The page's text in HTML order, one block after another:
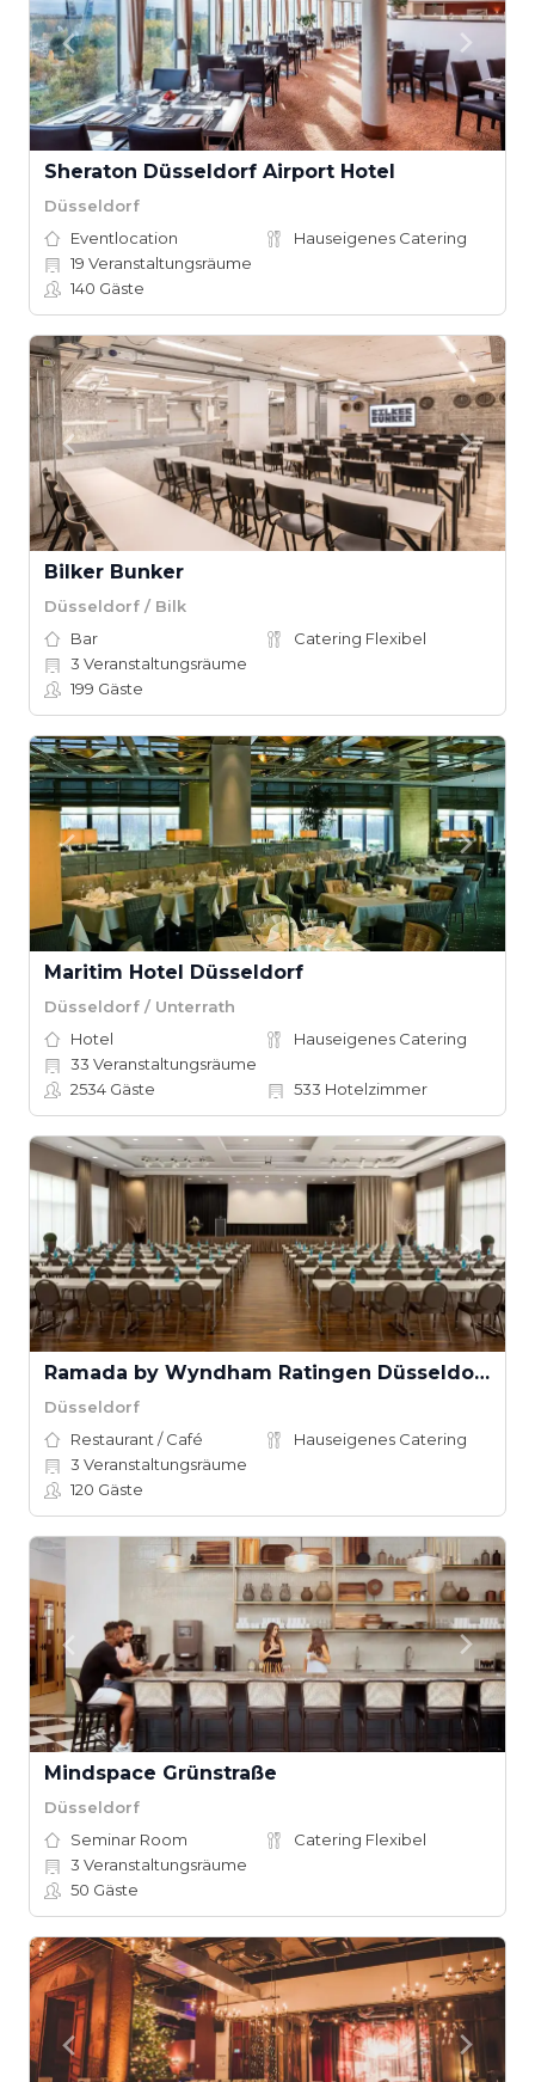
Sheraton Düsseldorf Airport Hotel
Düsseldorf
Eventlocation
Hauseigenes Catering
19 Veranstaltungsräume
140 Gäste
Bilker Bunker
Düsseldorf / Bilk
Bar
Catering Flexibel
3 Veranstaltungsräume
199 Gäste
Maritim Hotel Düsseldorf
Düsseldorf / Unterrath
Hotel
Hauseigenes Catering
33 Veranstaltungsräume
2534 Gäste 533 Hotelzimmer
Ramada by Wyndham Ratingen Düsseldorf Airport
Düsseldorf
Restaurant / Café
Hauseigenes Catering
3 Veranstaltungsräume
120 Gäste
Mindspace Grünstraße
Düsseldorf
Seminar Room
Catering Flexibel
3 Veranstaltungsräume
50 Gäste